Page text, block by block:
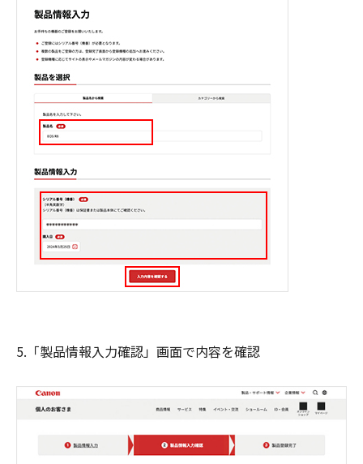
5.「製品情報入力確認」画面で内容を確認